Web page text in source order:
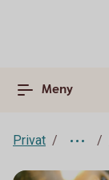
Meny
Privat